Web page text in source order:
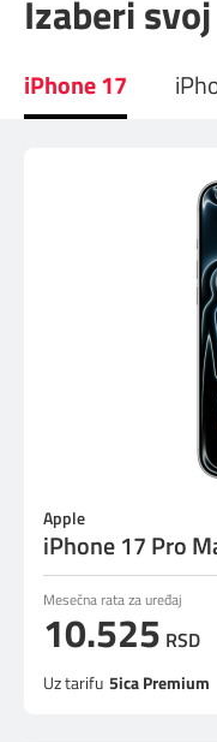
Izaberi
iPhone 17
Apple
iPhone 17 Pro
Mesečna rata za uređaj
10.525 RSD
Uz tarifu 5ica Premium